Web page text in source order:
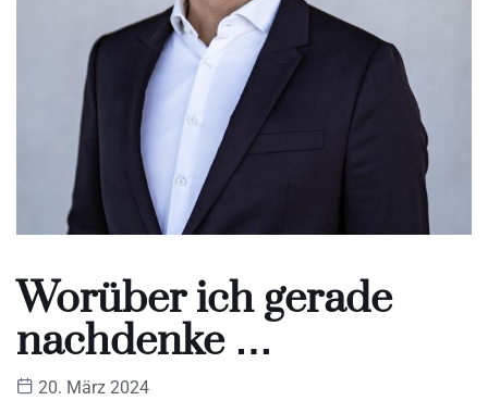
Worüber ich gerade
nachdenke …
20. März 2024